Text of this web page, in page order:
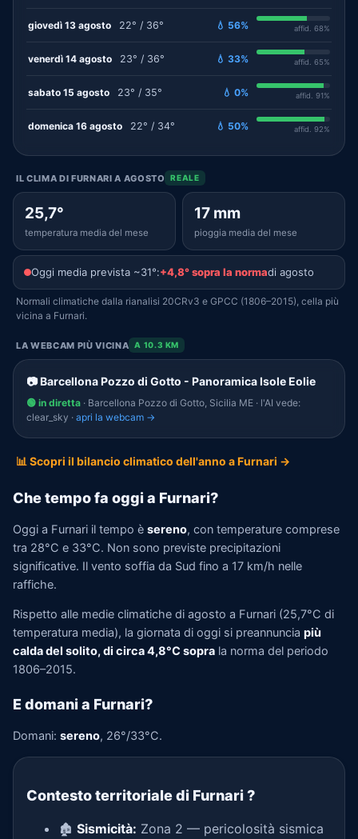
giovedì 13 agosto 22° / 36° 💧 56% affid. 68%
venerdì 14 agosto 23° / 36° 💧 33% affid. 65%
sabato 15 agosto 23° / 35° 💧 0% affid. 91%
domenica 16 agosto 22° / 34° 💧 50% affid. 92%
IL CLIMA DI FURNARI A AGOSTO REALE
25,7°
temperatura media del mese
17 mm
pioggia media del mese
Oggi media prevista ~31°:+4,8° sopra la normadi agosto
Normali climatiche dalla rianalisi 20CRv3 e GPCC (1806–2015), cella più
vicina a Furnari.
LA WEBCAM PIÙ VICINA A 10.3 KM
📷 Barcellona Pozzo di Gotto - Panoramica Isole Eolie
🟢 in diretta · Barcellona Pozzo di Gotto, Sicilia ME · l'AI vede:
clear_sky · apri la webcam →
📊 Scopri il bilancio climatico dell'anno a Furnari →
Che tempo fa oggi a Furnari?
Oggi a Furnari il tempo è sereno, con temperature comprese
tra 28°C e 33°C. Non sono previste precipitazioni
significative. Il vento soffia da Sud fino a 17 km/h nelle
raffiche.
Rispetto alle medie climatiche di agosto a Furnari (25,7°C di
temperatura media), la giornata di oggi si preannuncia più
calda del solito, di circa 4,8°C sopra la norma del periodo
1806–2015.
E domani a Furnari?
Domani: sereno, 26°/33°C.
Contesto territoriale di Furnari ?
🏚️ Sismicità: Zona 2 — pericolosità sismica